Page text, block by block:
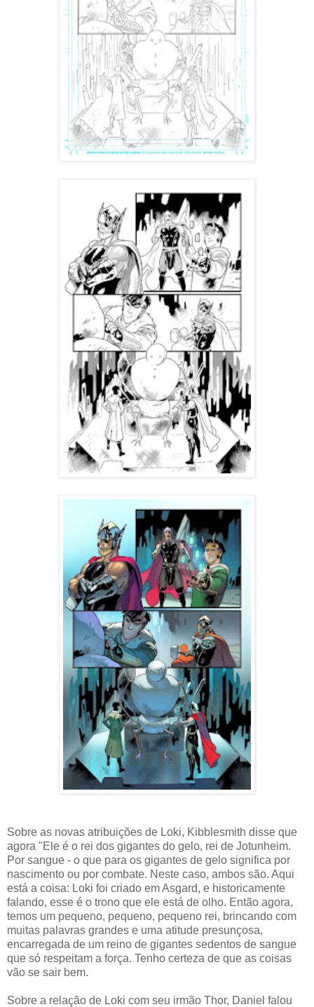
Sobre as novas atribuições de Loki, Kibblesmith disse que
agora "Ele é o rei dos gigantes do gelo, rei de Jotunheim.
Por sangue - o que para os gigantes de gelo significa por
nascimento ou por combate. Neste caso, ambos são. Aqui
está a coisa: Loki foi criado em Asgard, e historicamente
falando, esse é o trono que ele está de olho. Então agora,
temos um pequeno, pequeno, pequeno rei, brincando com
muitas palavras grandes e uma atitude presunçosa,
encarregada de um reino de gigantes sedentos de sangue
que só respeitam a força. Tenho certeza de que as coisas
vão se sair bem.
Sobre a relação de Loki com seu irmão Thor, Daniel falou